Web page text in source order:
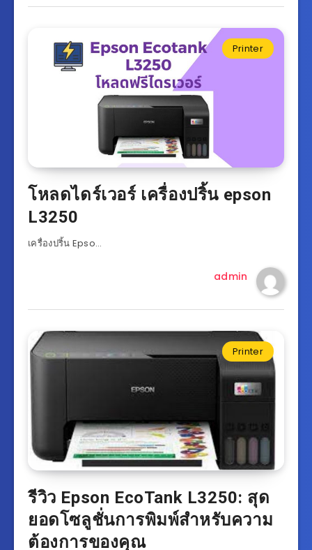
Printer
โหลดไดร์เวอร์ เครื่องปริ้น epson
L3250
เครื่องปริ้น Epso…
admin
Printer
รีวิว Epson EcoTank L3250: สุด
ยอดโซลูชั่นการพิมพ์สำหรับความ
ต้องการของคุณ